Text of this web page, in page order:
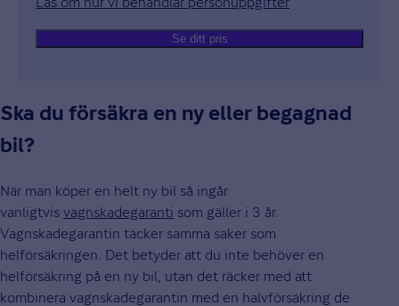
Se ditt pris
Ska du försäkra en ny eller begagnad
bil?
När man köper en helt ny bil så ingår
vanligtvis vagnskadegaranti som gäller i 3 år.
Vagnskadegarantin täcker samma saker som
helförsäkringen. Det betyder att du inte behöver en
helförsäkring på en ny bil, utan det räcker med att
kombinera vagnskadegarantin med en halvförsäkring de